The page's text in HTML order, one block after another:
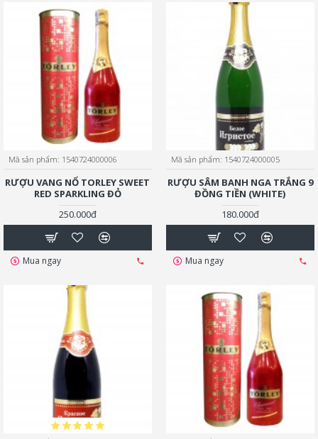
Mã sản phẩm: 1540724000006
RƯỢU VANG NỔ TORLEY SWEET
RED SPARKLING ĐỎ
250.000đ
Mua ngay
Mã sản phẩm: 1540724000005
RƯỢU SÂM BANH NGA TRẮNG 9
ĐỒNG TIỀN (WHITE)
180.000đ
Mua ngay